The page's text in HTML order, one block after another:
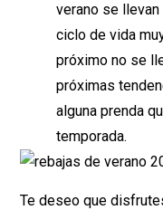
verano se
ciclo de vida
próximo no se
próximas
alguna prenda
temporada.
Te deseo que